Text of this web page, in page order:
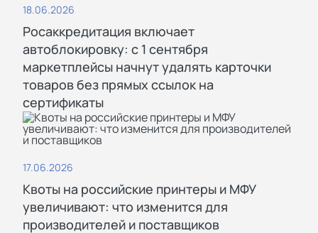
Почему стоит
выбирать СигмаТест
18.06.2026
Росаккредитация включает
автоблокировку: с 1 сентября
маркетплейсы начнут удалять карточки
товаров без прямых ссылок на
сертификаты
17.06.2026
Квоты на российские принтеры и МФУ
увеличивают: что изменится для
производителей и поставщиков